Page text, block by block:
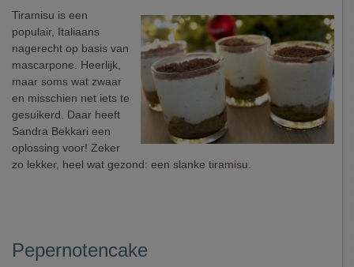
Tiramisu is een
populair, Italiaans
nagerecht op basis van
mascarpone. Heerlijk,
maar soms wat zwaar
en misschien net iets te
gesuikerd. Daar heeft
Sandra Bekkari een
oplossing voor! Zeker
zo lekker, heel wat gezond: een slanke tiramisu.
Pepernotencake